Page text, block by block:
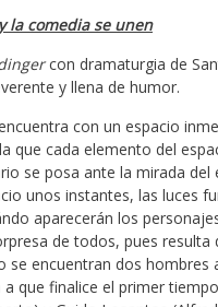
la comedia se unen
con dramaturgia de
y llena de humor.
con un espacio
que cada elemento del
se posa ante la mirada
unos instantes, las luces
aparecerán los
de todos, pues resulta
se encuentran dos
a que finalice el primer